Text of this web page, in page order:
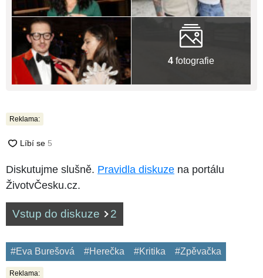
4 fotografie
Reklama:
Diskutujme slušně. Pravidla diskuze na portálu
ŽivotvČesku.cz.
Vstup do diskuze 2
#Eva Burešová #Herečka #Kritika #Zpěvačka
Reklama: